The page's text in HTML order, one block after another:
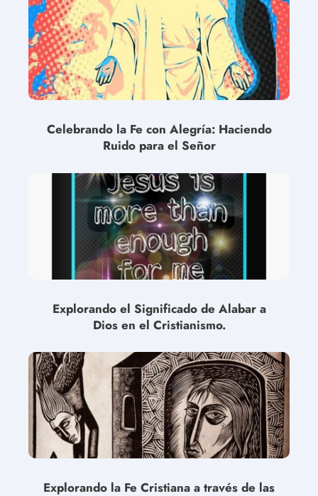
Celebrando la Fe con Alegría: Haciendo
Ruido para el Señor
Explorando el Significado de Alabar a
Dios en el Cristianismo.
Explorando la Fe Cristiana a través de las